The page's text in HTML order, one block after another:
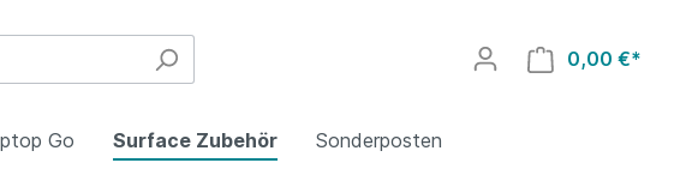
0,00 €*
Go Surface Zubehör Sonderposten